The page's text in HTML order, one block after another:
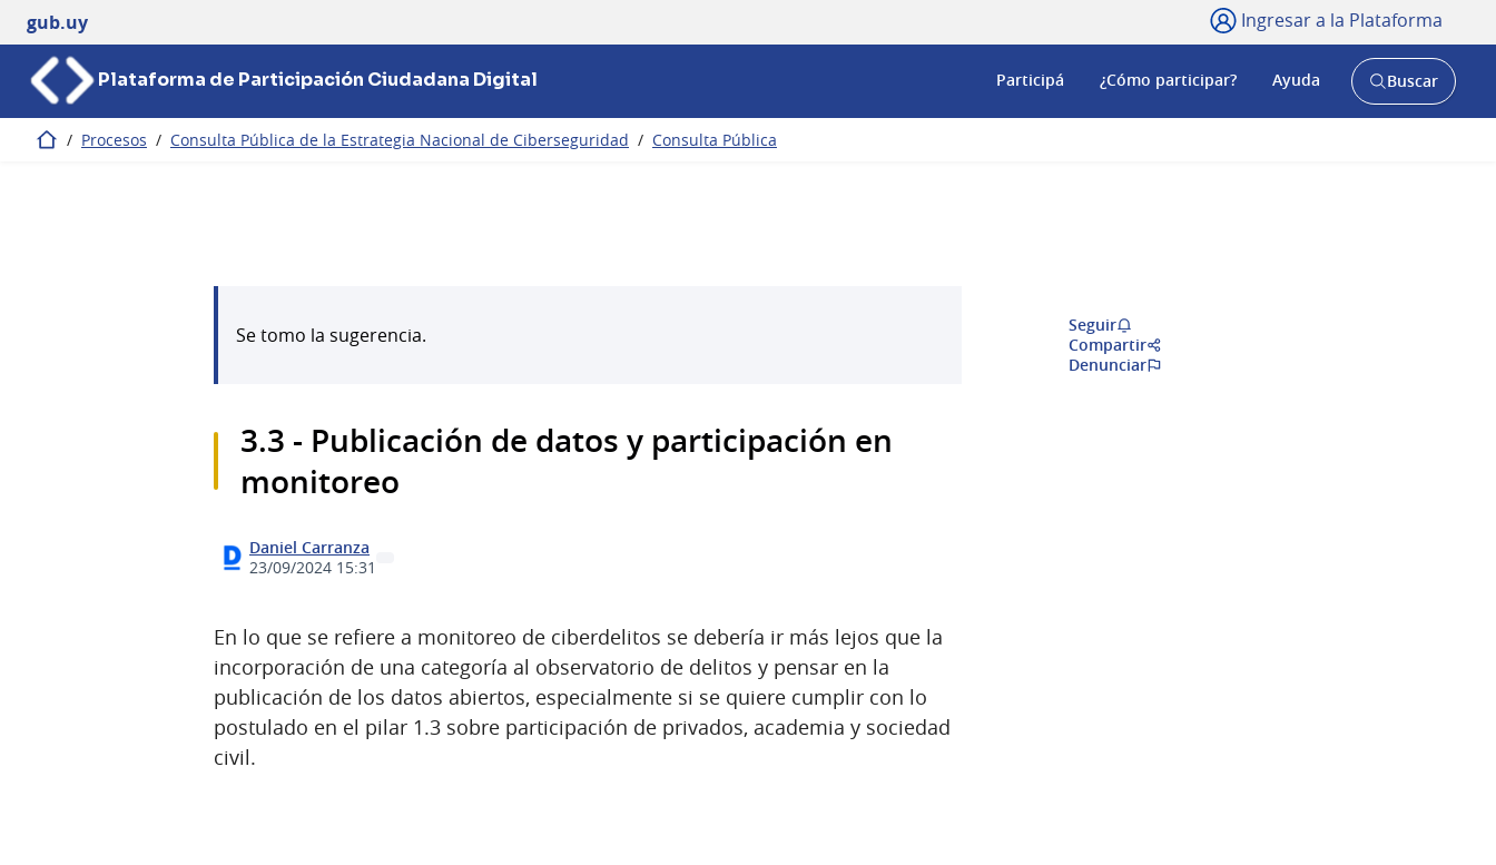
gub.uy Ingresar a la Plataforma
Plataforma de Participación Ciudadana Digital Participá ¿Cómo participar? Ayuda
AbrirBuscar
Inicio / Procesos / Consulta Pública de la Estrategia Nacional de Ciberseguridad / Consulta Pública
Se tomo la sugerencia.
3.3 - Publicación de datos y participación en
monitoreo
Daniel Carranza
23/09/2024 15:31
En lo que se refiere a monitoreo de ciberdelitos se debería ir más lejos que la
incorporación de una categoría al observatorio de delitos y pensar en la
publicación de los datos abiertos, especialmente si se quiere cumplir con lo
postulado en el pilar 1.3 sobre participación de privados, academia y sociedad
civil.
Seguir
Compartir
Denunciar